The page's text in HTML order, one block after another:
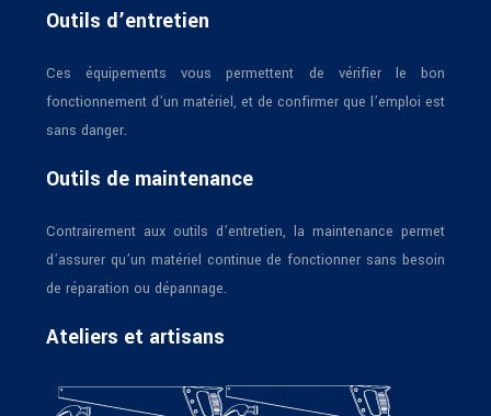
Outils d’entretien
Ces équipements vous permettent de vérifier le bon
fonctionnement d’un matériel, et de confirmer que l’emploi est
sans danger.
Outils de maintenance
Contrairement aux outils d’entretien, la maintenance permet
d’assurer qu’un matériel continue de fonctionner sans besoin
de réparation ou dépannage.
Ateliers et artisans